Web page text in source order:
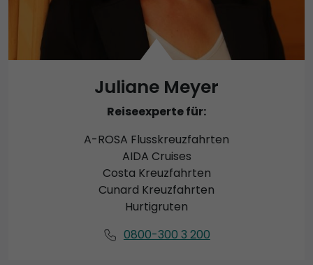
Juliane Meyer
Reiseexperte für:
A-ROSA Flusskreuzfahrten
AIDA Cruises
Costa Kreuzfahrten
Cunard Kreuzfahrten
Hurtigruten
0800-300 3 200